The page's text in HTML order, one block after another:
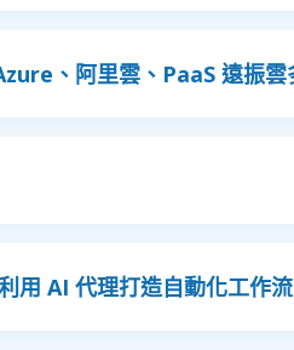
、阿里雲、PaaS 遠振雲
用 AI 代理打造自動化工作流